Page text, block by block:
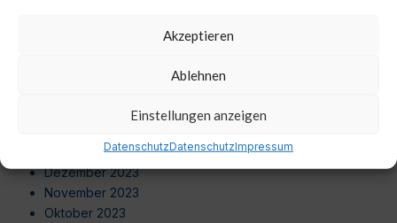
Akzeptieren
Ablehnen
Einstellungen anzeigen
DatenschutzDatenschutzImpressum
Januar 2024
Dezember 2023
November 2023
Oktober 2023